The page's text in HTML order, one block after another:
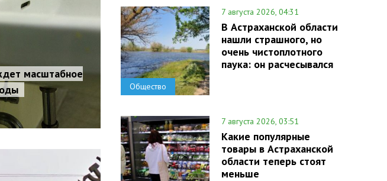
масштабное
Общество
7 августа 2026, 04:31
В Астраханской области
нашли страшного, но
очень чистоплотного
паука: он расчесывался
7 августа 2026, 03:51
Какие популярные
товары в Астраханской
области теперь стоят
меньше